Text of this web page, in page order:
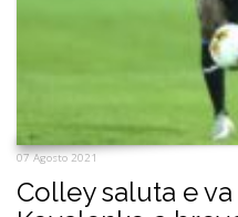
07 Agosto 2021
Colley saluta e